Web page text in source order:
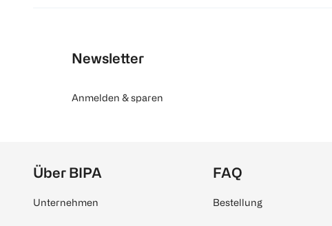
Newsletter
Anmelden & sparen
Über BIPA
Unternehmen
FAQ
Bestellung